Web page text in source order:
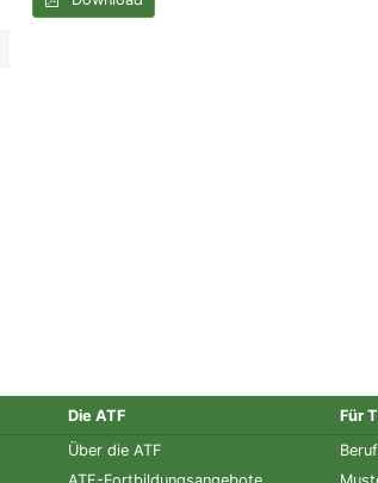
Die ATF
Über die ATF
Für